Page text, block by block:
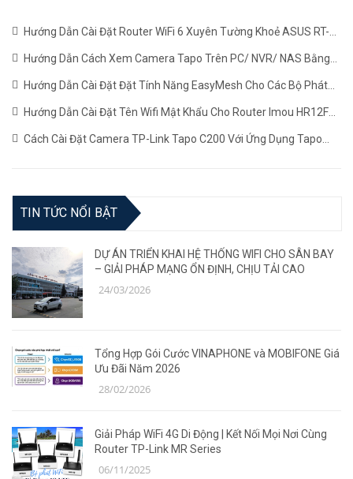
Hướng Dẫn Cài Đặt Router WiFi 6 Xuyên Tường Khoẻ ASUS RT-
AX1800HP Mới Nhất
Hướng Dẫn Cách Xem Camera Tapo Trên PC/ NVR/ NAS Bằng
Giao Thức RTSP
Hướng Dẫn Cài Đặt Đặt Tính Năng EasyMesh Cho Các Bộ Phát
WiFi TP-LINK
Hướng Dẫn Cài Đặt Tên Wifi Mật Khẩu Cho Router Imou HR12F
Cách Cài Đặt Camera TP-Link Tapo C200 Với Ứng Dụng Tapo
TIN TỨC NỔI BẬT
DỰ ÁN TRIỂN KHAI HỆ THỐNG WIFI CHO SÂN BAY
– GIẢI PHÁP MẠNG ỔN ĐỊNH, CHỊU TẢI CAO
24/03/2026
Tổng Hợp Gói Cước VINAPHONE và MOBIFONE Giá
Ưu Đãi Năm 2026
28/02/2026
Giải Pháp WiFi 4G Di Động | Kết Nối Mọi Nơi Cùng
Router TP-Link MR Series
06/11/2025